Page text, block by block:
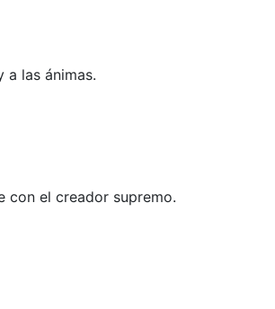
las ánimas.
con el creador supremo.